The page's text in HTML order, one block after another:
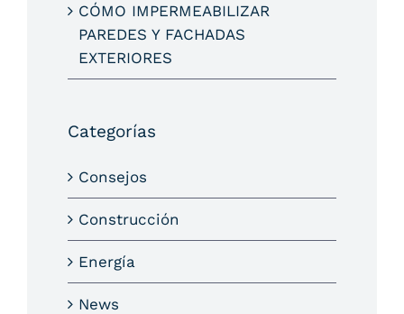
CÓMO IMPERMEABILIZAR
PAREDES Y FACHADAS
EXTERIORES
Categorías
Consejos
Construcción
Energía
News